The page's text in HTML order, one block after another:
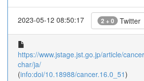
2023-05-12 08:50:17 2 + 0 Twitter
https://www.jstage.jst.go.jp/article/
char/ja/
(info:doi/10.18988/cancer.16.0_51)